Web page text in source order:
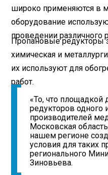
широко применяются в
оборудование
проведении различного
Пропановые редукторы
химическая и
их используют для
работ.
«То, что
редукторов одного
производителей
Московская
нашем регионе
условия для таких
регионального
Зиновьева.